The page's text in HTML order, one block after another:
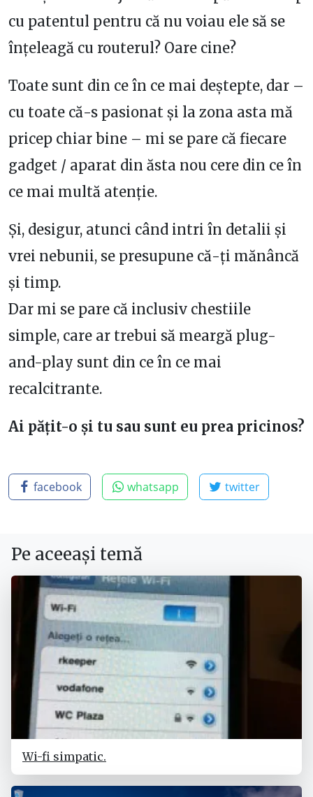
cu patentul pentru că nu voiau ele să se
înțeleagă cu routerul? Oare cine?
Toate sunt din ce în ce mai deștepte, dar –
cu toate că-s pasionat și la zona asta mă
pricep chiar bine – mi se pare că fiecare
gadget / aparat din ăsta nou cere din ce în
ce mai multă atenție.
Și, desigur, atunci când intri în detalii și
vrei nebunii, se presupune că-ți mănâncă
și timp.
Dar mi se pare că inclusiv chestiile
simple, care ar trebui să meargă plug-
and-play sunt din ce în ce mai
recalcitrante.
Ai pățit-o și tu sau sunt eu prea pricinos?
facebook whatsapp twitter
Pe aceeași temă
Wi-fi simpatic.